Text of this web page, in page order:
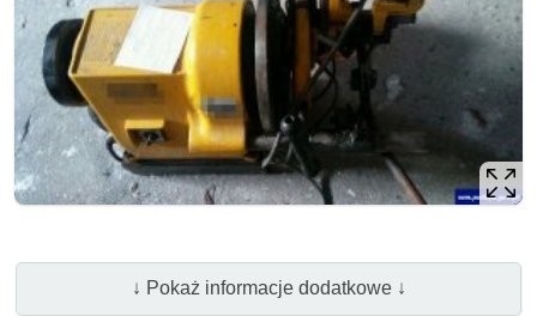
↓ Pokaż informacje dodatkowe ↓